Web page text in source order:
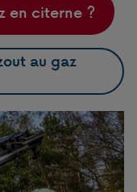
en citerne ?
au gaz